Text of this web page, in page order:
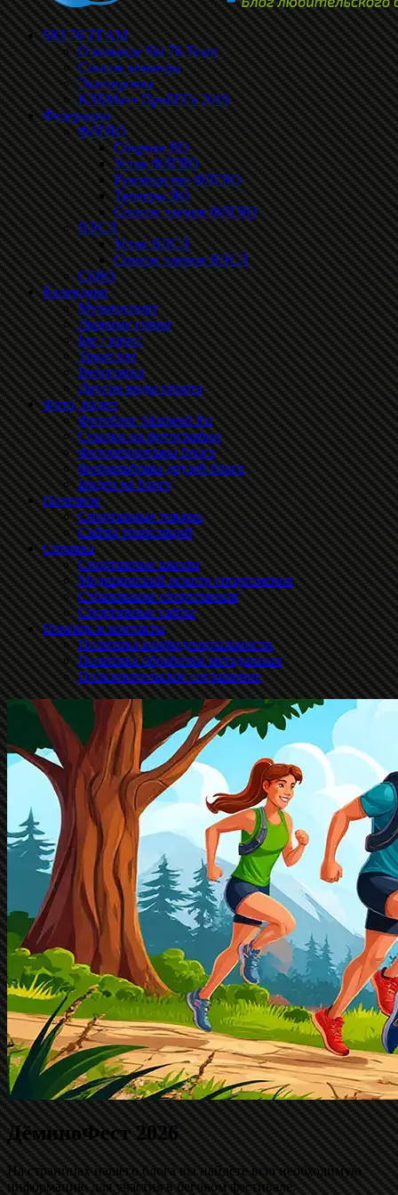
SKI 76 TEAM
О команде Ski 76 Team
Список команды
Экипировка
КЛБМатч ПроБЕГа 2019
Федерации
ФЛГЯО
Сборная ЯО
Устав ФЛГЯО
Руководство ФЛГЯО
Тренеры ЯО
Список членов ФЛГЯО
ЯЛСЛ
Устав ЯЛСЛ
Список членов ЯЛСЛ
СБЯО
Календари
Мультиспорт
Лыжные гонки
Бег / кросс
Триатлон
Велогонки
Другие виды спорта
Фото, видео
Фотоблог Skispeed.Ru
Ссылки на фотографии
Фоторепортажы блога
Фотоальбомы друзей блога
Видео на блоге
Полезное
Спортивные товары
Сайты трансляций
Справка
Спортивные школы
Медицинский осмотр спортсменов
Страхование спортсменов
Спортивные сайты
Помощь и контакты
Политика конфиденциальности
Политика обработки метаданных
Пользовательское соглашение
ДёминоФест 2026
На страницах нашего блога вы найдёте всю необходимую
информацию для участия в беговом фестивале.